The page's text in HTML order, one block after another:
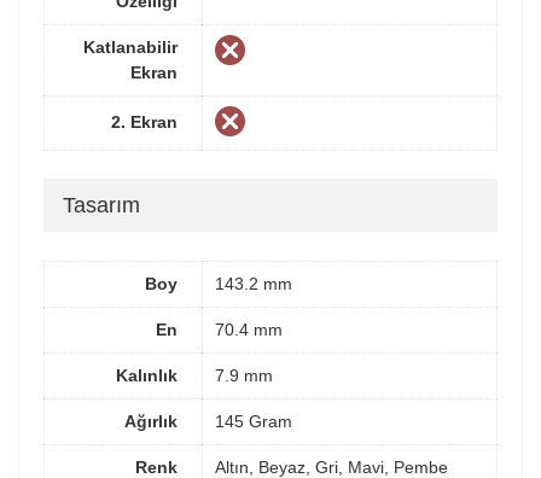
Katlanabilir
Ekran
2. Ekran
Tasarım
Boy 143.2 mm
En 70.4 mm
Kalınlık 7.9 mm
Ağırlık 145 Gram
Renk
Altın, Beyaz, Gri, Mavi, Pembe